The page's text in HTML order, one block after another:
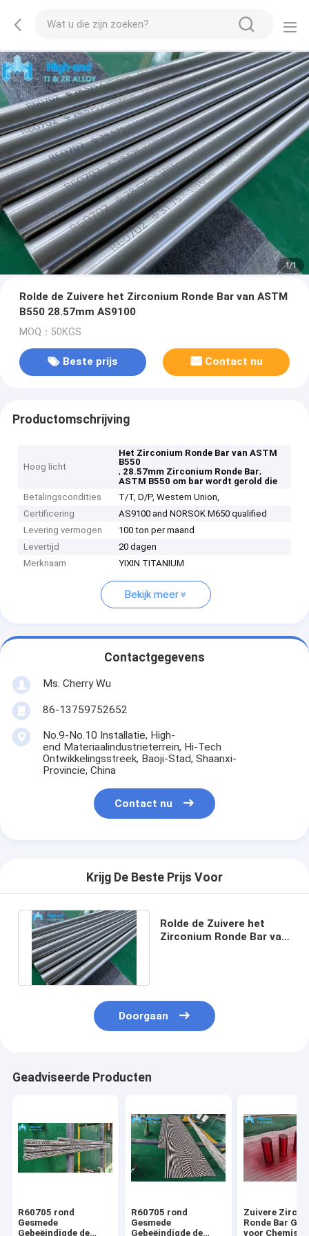
1/1
Rolde de Zuivere het Zirconium Ronde Bar van ASTM
B550 28.57mm AS9100
MOQ：50KGS
Beste prijs Contact nu
Productomschrijving
Hoog licht
Het Zirconium Ronde Bar van ASTM
B550
, 28.57mm Zirconium Ronde Bar,
ASTM B550 om bar wordt gerold die
Betalingscondities
T/T, D/P, Western Union,
Certificering
AS9100 and NORSOK M650 qualified
Levering vermogen
100 ton per maand
Levertijd
20 dagen
Merknaam
YIXIN TITANIUM
Bekijk meer
Contactgegevens
Ms. Cherry Wu
86-13759752652
No.9-No.10 Installatie, High-
end Materiaalindustrieterrein, Hi-Tech
Ontwikkelingsstreek, Baoji-Stad, Shaanxi-
Provincie, China
Contact nu
Krijg De Beste Prijs Voor
Rolde de Zuivere het
Zirconium Ronde Bar van
Doorgaan
Geadviseerde Producten
R60705 rond
Gesmede
Gebeëindigde de
R60705 rond
Gesmede
Gebeëindigde de
Zuivere
Ronde Bar
voor